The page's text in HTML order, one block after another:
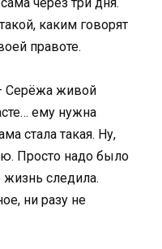
каким говорят
правоте.
Серёжа живой
ему нужна
стала такая. Ну,
Просто надо было
жизнь следила.
ни разу не